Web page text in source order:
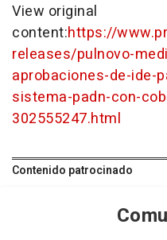
View original
content:https://
releases/pulnovo-
aprobaciones-de-ide-
sistema-padn-con-
302555247.html
Contenido patrocinado